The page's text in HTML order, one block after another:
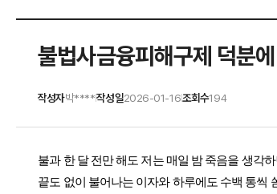
불법사금융피해구제 덕분
작성자박****|작성일2026-01-16|조회수194
불과 한 달 전만 해도 저는 매일 밤 죽음을 생각
끝도 없이 불어나는 이자와 하루에도 수백 통씩